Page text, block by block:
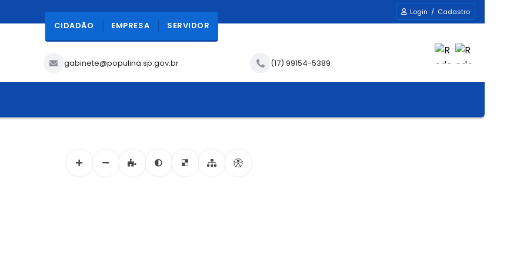
Login / Cadastro
CIDADÃO
EMPRESA SERVIDOR
(17) 99154-5389
gabinete@populina.sp.gov.br